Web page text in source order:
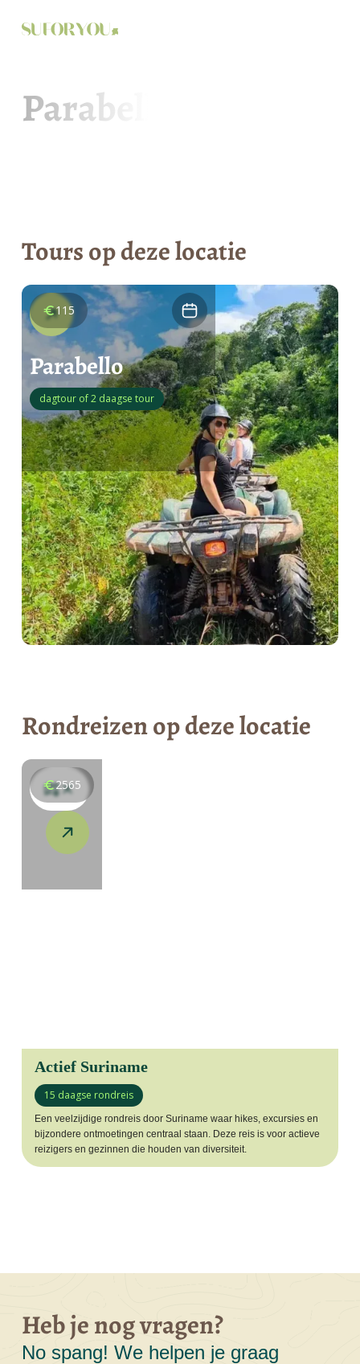
Parabello
Tours op deze locatie
115
Parabello
dagtour of 2 daagse tour
Rondreizen op deze locatie
2565
Actief Suriname
15 daagse rondreis
Een veelzijdige rondreis door Suriname waar hikes, excursies en
bijzondere ontmoetingen centraal staan. Deze reis is voor actieve
reizigers en gezinnen die houden van diversiteit.
Heb je nog vragen?
No spang! We helpen je graag